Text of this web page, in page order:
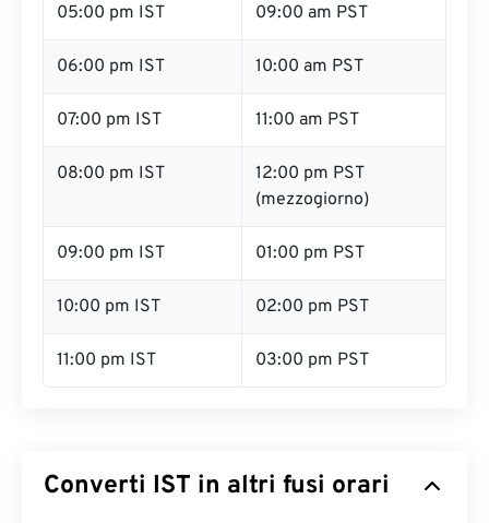
05:00 pm IST 09:00 am PST
06:00 pm IST 10:00 am PST
07:00 pm IST 11:00 am PST
08:00 pm IST
12:00 pm PST
(mezzogiorno)
09:00 pm IST 01:00 pm PST
10:00 pm IST 02:00 pm PST
11:00 pm IST 03:00 pm PST
Converti IST in altri fusi orari